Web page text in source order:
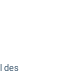
des